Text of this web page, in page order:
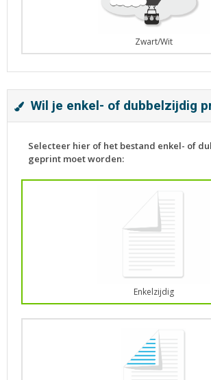
Zwart/Wit
Wil je enkel- of dubbelzijdig
Selecteer hier of het bestand enkel- of
geprint moet worden:
Enkelzijdig